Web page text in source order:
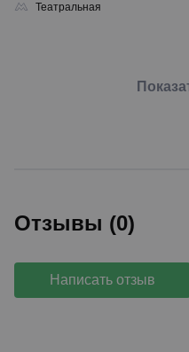
Театральная
Отзывы (0)
Написать отзыв